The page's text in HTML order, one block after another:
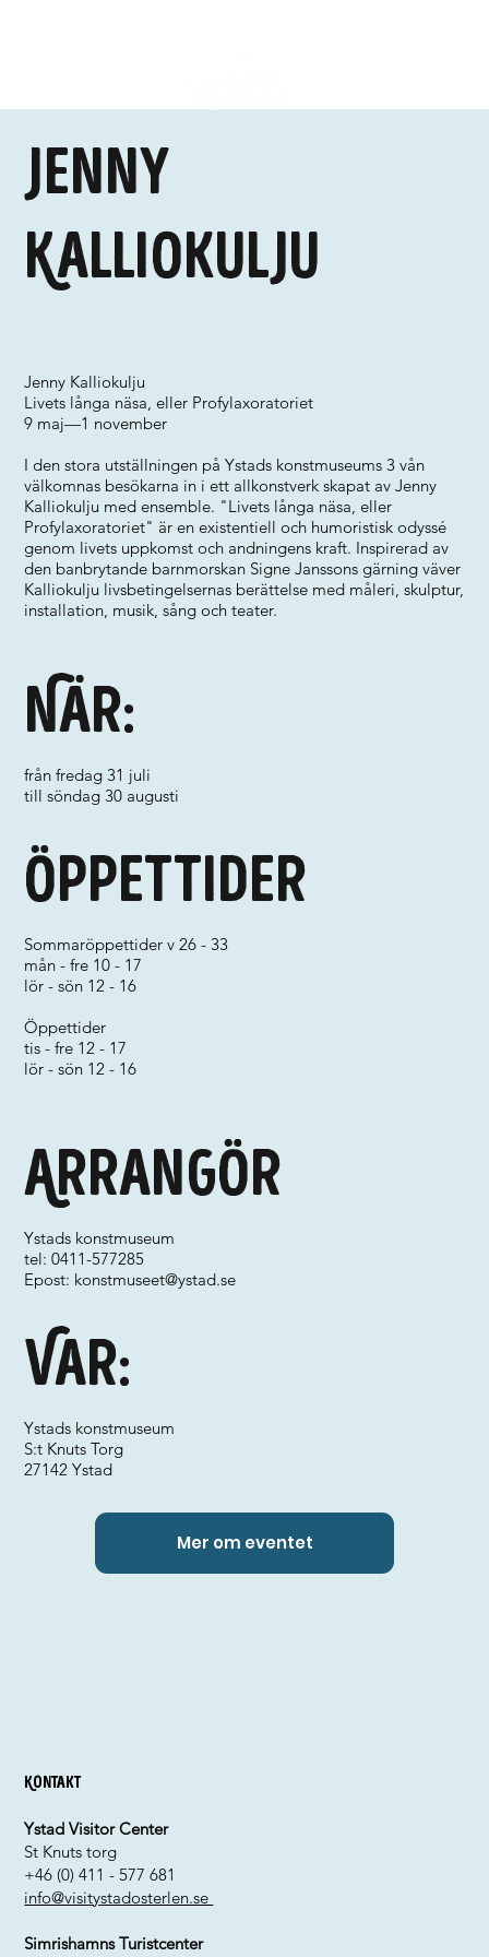
Jenny
Kalliokulju
Jenny Kalliokulju
Livets långa näsa, eller Profylaxoratoriet
9 maj—1 november
I den stora utställningen på Ystads konstmuseums 3 vån
välkomnas besökarna in i ett allkonstverk skapat av Jenny
Kalliokulju med ensemble. "Livets långa näsa, eller
Profylaxoratoriet" är en existentiell och humoristisk odyssé
genom livets uppkomst och andningens kraft. Inspirerad av
den banbrytande barnmorskan Signe Janssons gärning väver
Kalliokulju livsbetingelsernas berättelse med måleri, skulptur,
installation, musik, sång och teater.
När:
från fredag 31 juli
till söndag 30 augusti
Var:
Arrangör
Ystads konstmuseum
tel: 0411-577285
Epost: konstmuseet@ystad.se
Ystads konstmuseum
S:t Knuts Torg
27142 Ystad
Öppettider
Sommaröppettider v 26 - 33
mån - fre 10 - 17
lör - sön 12 - 16
Öppettider
tis - fre 12 - 17
lör - sön 12 - 16
Mer om eventet
Kontakt
Ystad Visitor Center
St Knuts torg
+46 (0) 411 - 577 681
info@visitystadosterlen.se
Simrishamns Turistcenter